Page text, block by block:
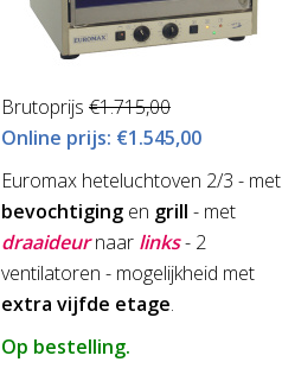
Brutoprijs €1.715,00
Online prijs: €1.545,00
Euromax heteluchtoven 2/3 - met
bevochtigingen grill - met
draaideurnaarlinks- 2
ventilatoren - mogelijkheid met
extra vijfde etage.
Op bestelling.